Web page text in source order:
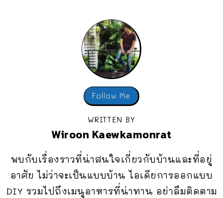
Follow Me
WRITTEN BY
Wiroon Kaewkamonrat
พบกับเรื่องราวที่น่าสนใจเกี่ยวกับบ้านและที่อยู่
อาศัย ไม่ว่าจะเป็นแบบบ้าน ไอเดียการออกแบบ
DIY รวมไปถึงเมนูอาหารที่น่าทาน อย่าลืมติดตาม